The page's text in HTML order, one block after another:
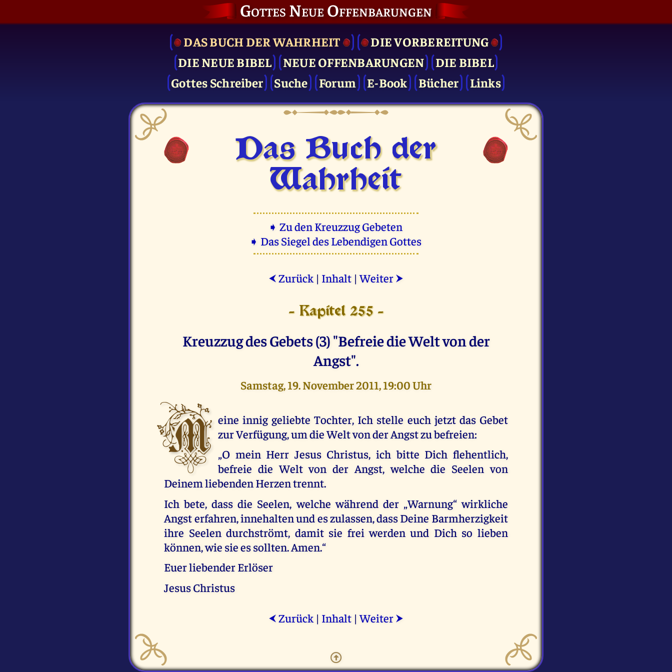
Gottes Neue Offenbarungen
DAS BUCH DER WAHRHEIT
DIE VOR­BEREITUNG
DIE NEUE BIBEL
NEUE OFFENBARUNGEN
DIE BIBEL
Gottes Schreiber
Suche Forum E-Book Bücher Links
Das Buch der
Wahrheit
➧ Zu den Kreuzzug Gebeten
➧ Das Siegel des Lebendigen Gottes
⮜ Zurück | Inhalt |Weiter ⮞
- Kapitel 255 -
Kreuzzug des Gebets (3) "Befreie die Welt von der
Angst".
Samstag, 19. November 2011, 19:00 Uhr
M eine innig geliebte Tochter, Ich stelle euch jetzt das Gebet
zur Verfügung, um die Welt von der Angst zu befreien:
„O mein Herr Jesus Christus, ich bitte Dich flehentlich,
befreie die Welt von der Angst, welche die Seelen von
Deinem liebenden Herzen trennt.
Ich bete, dass die Seelen, welche während der „Warnung“ wirkliche
Angst erfahren, innehalten und es zulassen, dass Deine Barmherzigkeit
ihre Seelen durchströmt, damit sie frei werden und Dich so lieben
können, wie sie es sollten. Amen.“
Euer liebender Erlöser
Jesus Christus
⮜ Zurück | Inhalt |Weiter ⮞